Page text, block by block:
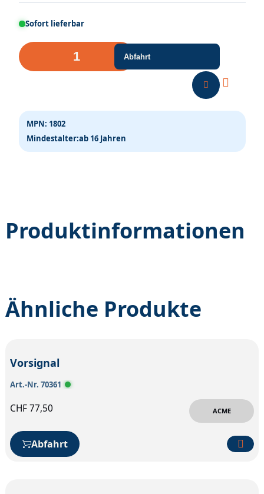
Sofort lieferbar
100
Grasbüschel
mm
Menge
Abfahrt
MPN: 1802
Mindestalter:ab 16 Jahren
Produktinformationen
Ähnliche Produkte
Vorsignal
Art.-Nr. 70361
CHF77,50 ACME
Abfahrt